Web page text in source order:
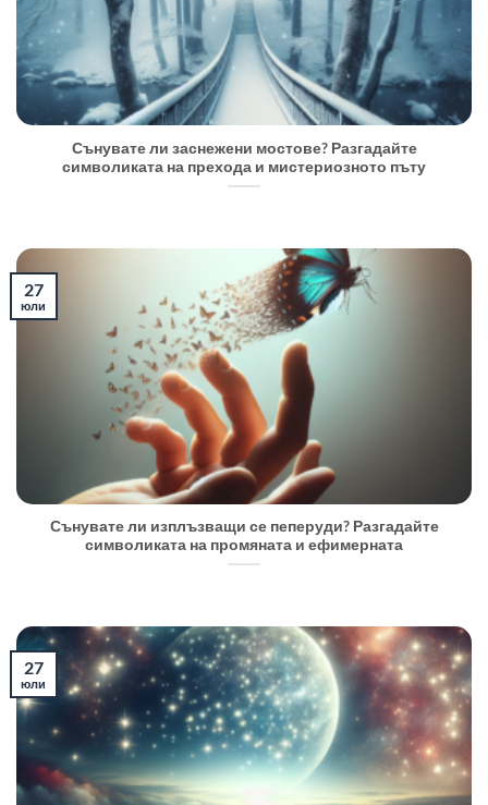
Сънувате ли заснежени мостове? Разгадайте
символиката на прехода и мистериозното пъту
Сънувате ли изплъзващи се пеперуди? Разгадайте
символиката на промяната и ефимерната
27
юли
27
юли